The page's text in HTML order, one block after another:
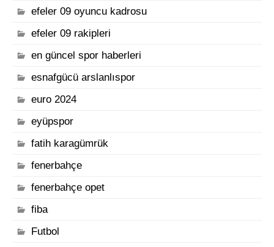
efeler 09 oyuncu kadrosu
efeler 09 rakipleri
en güncel spor haberleri
esnafgücü arslanlıspor
euro 2024
eyüpspor
fatih karagümrük
fenerbahçe
fenerbahçe opet
fiba
Futbol